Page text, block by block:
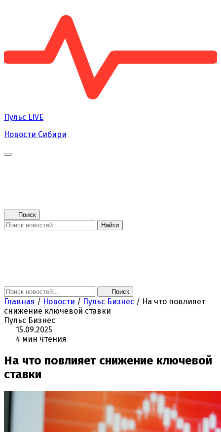
Пульс LIVE
Новости Сибири
Поиск
Найти
Поиск
Главная / Новости / Пульс Бизнес / На что повлияет
снижение ключевой ставки
Пульс Бизнес
15.09.2025
4 мин чтения
На что повлияет снижение ключевой
ставки